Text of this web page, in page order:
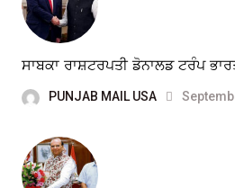
ਸਾਬਕਾ ਰਾਸ਼ਟਰਪਤੀ ਡੋਨਾਲਡ ਟਰੰਪ
PUNJAB MAIL USA